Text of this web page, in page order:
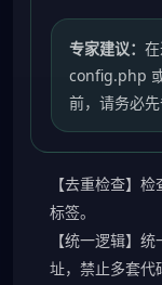
专家建议：
config.php
前，请务必先
【去重检查】
标签。
【统一逻辑】
址，禁止多套代